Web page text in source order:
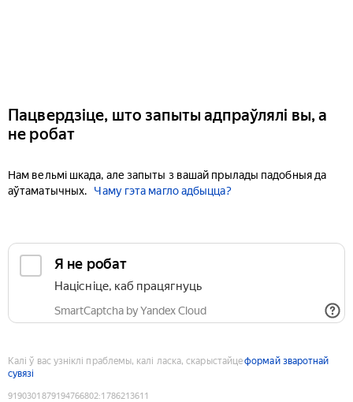
Пацвердзіце, што запыты адпраўлялі вы, а
не робат
Нам вельмі шкада, але запыты з вашай прылады падобныя да
аўтаматычных.
Чаму гэта магло адбыцца?
Я не робат
Націсніце, каб працягнуць
SmartCaptcha by Yandex Cloud
Калі ў вас узніклі праблемы, калі ласка, скарыстайцеформай зваротнай
сувязі
9190301879194766802:1786213611